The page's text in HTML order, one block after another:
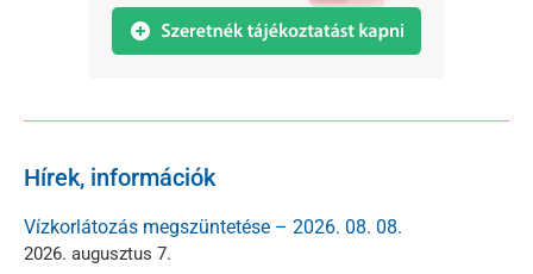
Hírek, információk
Vízkorlátozás megszüntetése – 2026. 08. 08.
2026. augusztus 7.